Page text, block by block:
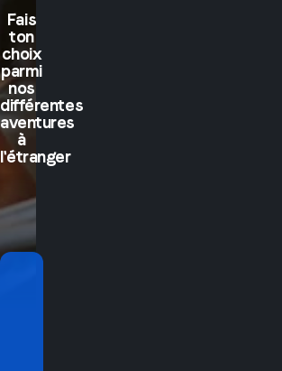
Fais
ton
choix
parmi
nos
différentes
aventures
à
l'étranger